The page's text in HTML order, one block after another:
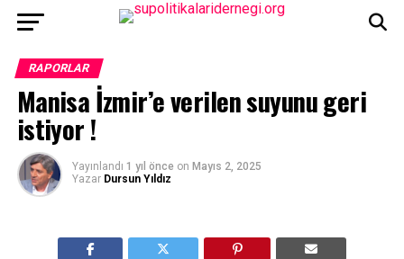
RAPORLAR
Manisa İzmir’e verilen suyunu geri
istiyor !
Yayınlandı 1 yıl önce on Mayıs 2, 2025
Yazar Dursun Yıldız